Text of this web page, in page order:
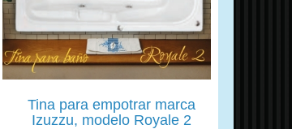
Tina para empotrar marca
Izuzzu, modelo Royale 2